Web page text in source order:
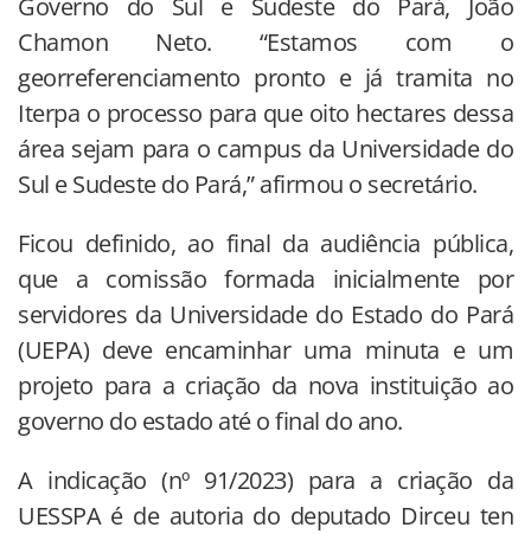
Governo do Sul e Sudeste do Pará, João
Chamon Neto. “Estamos com o
georreferenciamento pronto e já tramita no
Iterpa o processo para que oito hectares dessa
área sejam para o campus da Universidade do
Sul e Sudeste do Pará,” afirmou o secretário.
Ficou definido, ao final da audiência pública,
que a comissão formada inicialmente por
servidores da Universidade do Estado do Pará
(UEPA) deve encaminhar uma minuta e um
projeto para a criação da nova instituição ao
governo do estado até o final do ano.
A indicação (nº 91/2023) para a criação da
UESSPA é de autoria do deputado Dirceu ten